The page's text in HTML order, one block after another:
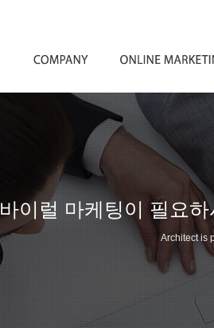
바이럴 마케팅이 필요
Architect is